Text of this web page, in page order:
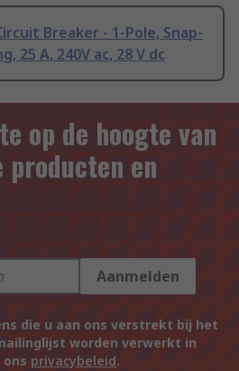
Breaker - 1-Pole, Snap-
25 A, 240V ac, 28 V dc
op de hoogte van
producten en
Aanmelden
die u aan ons verstrekt bij het
worden verwerkt in
privacybeleid.